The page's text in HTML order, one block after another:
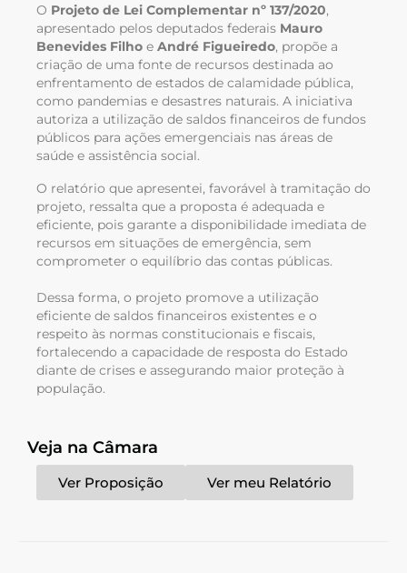
O Projeto de Lei Complementar nº 137/2020,
apresentado pelos deputados federais Mauro
Benevides Filho e André Figueiredo, propõe a
criação de uma fonte de recursos destinada ao
enfrentamento de estados de calamidade pública,
como pandemias e desastres naturais. A iniciativa
autoriza a utilização de saldos financeiros de fundos
públicos para ações emergenciais nas áreas de
saúde e assistência social.
O relatório que apresentei, favorável à tramitação do
projeto, ressalta que a proposta é adequada e
eficiente, pois garante a disponibilidade imediata de
recursos em situações de emergência, sem
comprometer o equilíbrio das contas públicas.
Dessa forma, o projeto promove a utilização
eficiente de saldos financeiros existentes e o
respeito às normas constitucionais e fiscais,
fortalecendo a capacidade de resposta do Estado
diante de crises e assegurando maior proteção à
população.
Veja na Câmara
Ver Proposição Ver meu Relatório